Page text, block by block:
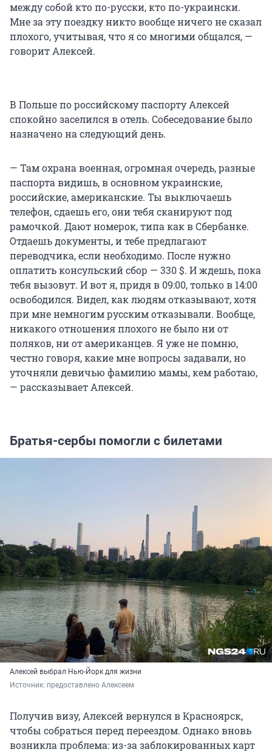
между собой кто по-русски, кто по-украински.
Мне за эту поездку никто вообще ничего не сказал
плохого, учитывая, что я со многими общался, —
говорит Алексей.
В Польше по российскому паспорту Алексей
спокойно заселился в отель. Собеседование было
назначено на следующий день.
— Там охрана военная, огромная очередь, разные
паспорта видишь, в основном украинские,
российские, американские. Ты выключаешь
телефон, сдаешь его, они тебя сканируют под
рамочкой. Дают номерок, типа как в Сбербанке.
Отдаешь документы, и тебе предлагают
переводчика, если необходимо. После нужно
оплатить консульский сбор — 330 $. И ждешь, пока
тебя вызовут. И вот я, придя в 09:00, только в 14:00
освободился. Видел, как людям отказывают, хотя
при мне немногим русским отказывали. Вообще,
никакого отношения плохого не было ни от
поляков, ни от американцев. Я уже не помню,
честно говоря, какие мне вопросы задавали, но
уточняли девичью фамилию мамы, кем работаю,
— рассказывает Алексей.
Братья-сербы помогли с билетами
Алексей выбрал Нью-Йорк для жизни
Источник: предоставлено Алексеем
Получив визу, Алексей вернулся в Красноярск,
чтобы собраться перед переездом. Однако вновь
возникла проблема: из-за заблокированных карт